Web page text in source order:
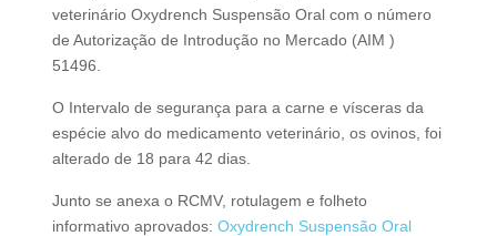
veterinário Oxydrench Suspensão Oral com o número
de Autorização de Introdução no Mercado (AIM )
51496.
O Intervalo de segurança para a carne e vísceras da
espécie alvo do medicamento veterinário, os ovinos, foi
alterado de 18 para 42 dias.
Junto se anexa o RCMV, rotulagem e folheto
informativo aprovados: Oxydrench Suspensão Oral